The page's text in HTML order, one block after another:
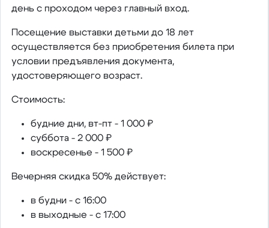
день с проходом через главный вход.
Посещение выставки детьми до 18 лет
осуществляется без приобретения билета при
условии предъявления документа,
удостоверяющего возраст.
Стоимость:
будние дни, вт-пт - 1 000 ₽
суббота - 2 000 ₽
воскресенье - 1 500 ₽
Вечерняя скидка 50% действует:
в будни - с 16:00
в выходные - с 17:00